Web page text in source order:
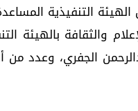
التنفيذية
والثقافة
الجفري، وعدد من